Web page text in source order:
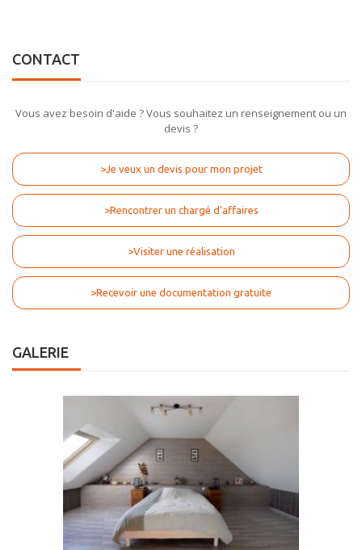
CONTACT
Vous avez besoin d'aide ? Vous souhaitez un renseignement ou un
devis ?
>Je veux un devis pour mon projet
>Rencontrer un chargé d'affaires
>Visiter une réalisation
>Recevoir une documentation gratuite
GALERIE